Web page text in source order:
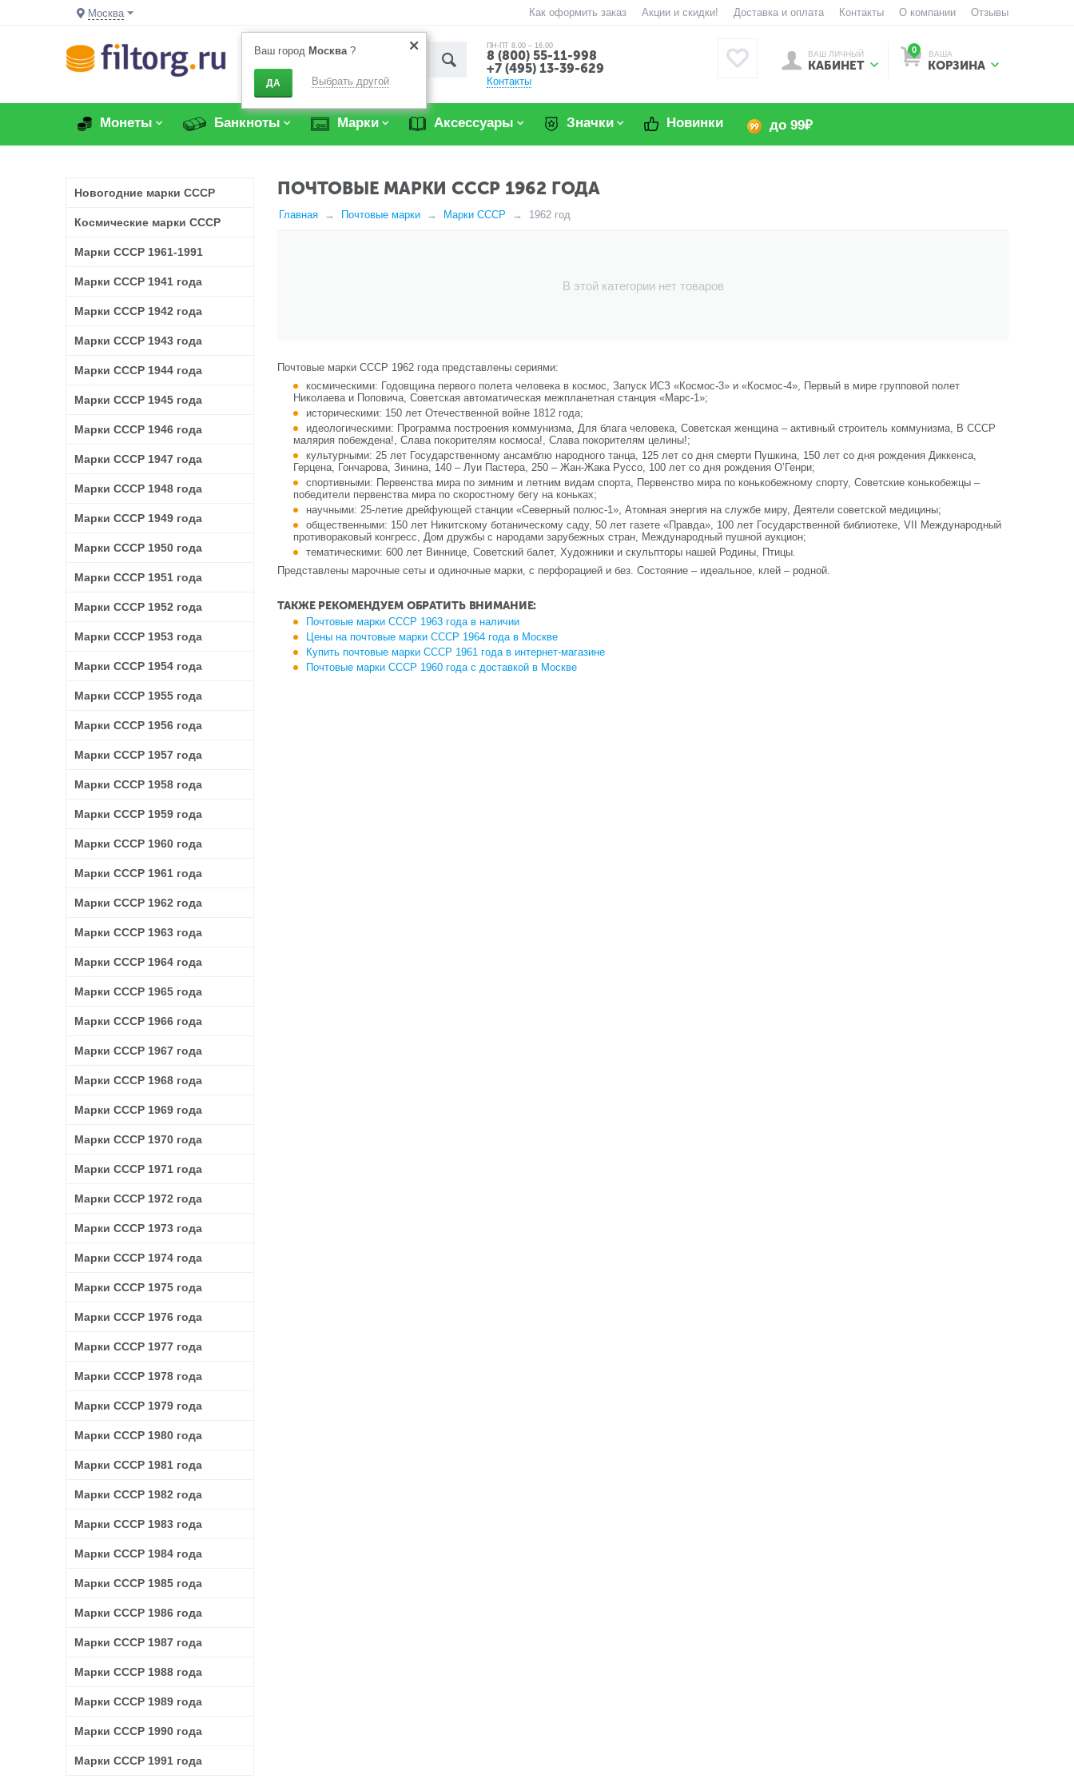
Москва
Ваш город Москва?
ДА Выбрать другой
Как оформить заказ Акции и скидки! Доставка и оплата Контакты О компании Отзывы
ПН-ПТ 8.00 – 16.00
8 (800) 55-11-998
+7 (495) 13-39-629
Контакты
0 ВАША
КОРЗИНА
ВАШ ЛИЧНЫЙ
КАБИНЕТ
Монеты Банкноты Марки Аксессуары Значки Новинки до 99₽
ПОЧТОВЫЕ МАРКИ СССР 1962 ГОДА
Главная Почтовые марки Марки СССР 1962 год
В этой категории нет товаров
Почтовые марки СССР 1962 года представлены сериями:
космическими: Годовщина первого полета человека в космос, Запуск ИСЗ «Космос-3» и «Космос-4», Первый в мире групповой полет
Николаева и Поповича, Советская автоматическая межпланетная станция «Марс-1»;
историческими: 150 лет Отечественной войне 1812 года;
идеологическими: Программа построения коммунизма, Для блага человека, Советская женщина – активный строитель коммунизма, В СССР
малярия побеждена!, Слава покорителям космоса!, Слава покорителям целины!;
культурными: 25 лет Государственному ансамблю народного танца, 125 лет со дня смерти Пушкина, 150 лет со дня рождения Диккенса,
Герцена, Гончарова, Зинина, 140 – Луи Пастера, 250 – Жан-Жака Руссо, 100 лет со дня рождения О’Генри;
спортивными: Первенства мира по зимним и летним видам спорта, Первенство мира по конькобежному спорту, Советские конькобежцы –
победители первенства мира по скоростному бегу на коньках;
научными: 25-летие дрейфующей станции «Северный полюс-1», Атомная энергия на службе миру, Деятели советской медицины;
общественными: 150 лет Никитскому ботаническому саду, 50 лет газете «Правда», 100 лет Государственной библиотеке, VII Международный
противораковый конгресс, Дом дружбы с народами зарубежных стран, Международный пушной аукцион;
тематическими: 600 лет Виннице, Советский балет, Художники и скульпторы нашей Родины, Птицы.
Представлены марочные сеты и одиночные марки, с перфорацией и без. Состояние – идеальное, клей – родной.
ТАКЖЕ РЕКОМЕНДУЕМ ОБРАТИТЬ ВНИМАНИЕ:
Почтовые марки СССР 1963 года в наличии
Цены на почтовые марки СССР 1964 года в Москве
Купить почтовые марки СССР 1961 года в интернет-магазине
Почтовые марки СССР 1960 года с доставкой в Москве
Новогодние марки СССР
Космические марки СССР
Марки СССР 1961-1991
Марки СССР 1941 года
Марки СССР 1942 года
Марки СССР 1943 года
Марки СССР 1944 года
Марки СССР 1945 года
Марки СССР 1946 года
Марки СССР 1947 года
Марки СССР 1948 года
Марки СССР 1949 года
Марки СССР 1950 года
Марки СССР 1951 года
Марки СССР 1952 года
Марки СССР 1953 года
Марки СССР 1954 года
Марки СССР 1955 года
Марки СССР 1956 года
Марки СССР 1957 года
Марки СССР 1958 года
Марки СССР 1959 года
Марки СССР 1960 года
Марки СССР 1961 года
Марки СССР 1962 года
Марки СССР 1963 года
Марки СССР 1964 года
Марки СССР 1965 года
Марки СССР 1966 года
Марки СССР 1967 года
Марки СССР 1968 года
Марки СССР 1969 года
Марки СССР 1970 года
Марки СССР 1971 года
Марки СССР 1972 года
Марки СССР 1973 года
Марки СССР 1974 года
Марки СССР 1975 года
Марки СССР 1976 года
Марки СССР 1977 года
Марки СССР 1978 года
Марки СССР 1979 года
Марки СССР 1980 года
Марки СССР 1981 года
Марки СССР 1982 года
Марки СССР 1983 года
Марки СССР 1984 года
Марки СССР 1985 года
Марки СССР 1986 года
Марки СССР 1987 года
Марки СССР 1988 года
Марки СССР 1989 года
Марки СССР 1990 года
Марки СССР 1991 года